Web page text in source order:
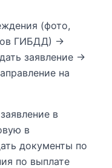
(фото,
ГИБДД) →
заявление →
на
в
в
документы по
по выплате